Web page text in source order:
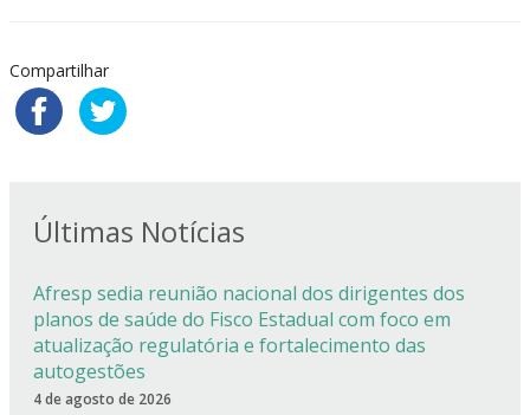
Compartilhar
Últimas Notícias
Afresp sedia reunião nacional dos dirigentes dos
planos de saúde do Fisco Estadual com foco em
atualização regulatória e fortalecimento das
autogestões
4 de agosto de 2026